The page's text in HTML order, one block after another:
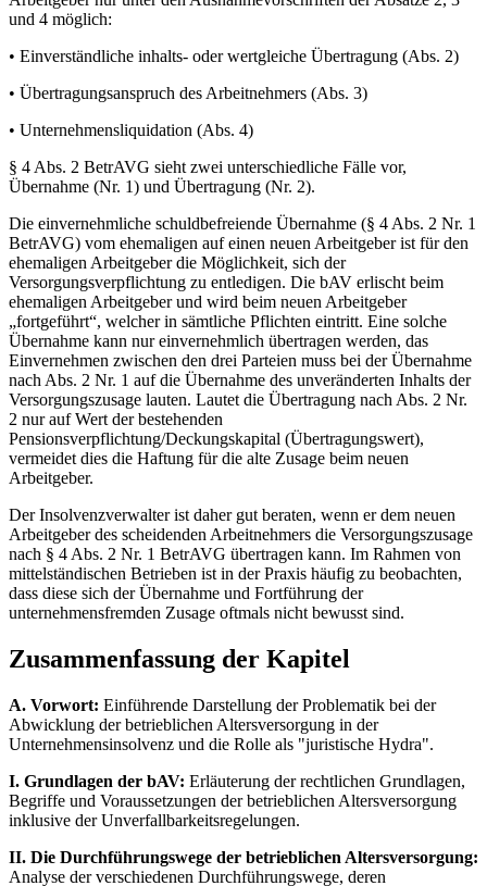
und 4 möglich:
• Einverständliche inhalts- oder wertgleiche Übertragung (Abs. 2)
• Übertragungsanspruch des Arbeitnehmers (Abs. 3)
• Unternehmensliquidation (Abs. 4)
§ 4 Abs. 2 BetrAVG sieht zwei unterschiedliche Fälle vor,
Übernahme (Nr. 1) und Übertragung (Nr. 2).
Die einvernehmliche schuldbefreiende Übernahme (§ 4 Abs. 2 Nr. 1
BetrAVG) vom ehemaligen auf einen neuen Arbeitgeber ist für den
ehemaligen Arbeitgeber die Möglichkeit, sich der
Versorgungsverpflichtung zu entledigen. Die bAV erlischt beim
ehemaligen Arbeitgeber und wird beim neuen Arbeitgeber
„fortgeführt“, welcher in sämtliche Pflichten eintritt. Eine solche
Übernahme kann nur einvernehmlich übertragen werden, das
Einvernehmen zwischen den drei Parteien muss bei der Übernahme
nach Abs. 2 Nr. 1 auf die Übernahme des unveränderten Inhalts der
Versorgungszusage lauten. Lautet die Übertragung nach Abs. 2 Nr.
2 nur auf Wert der bestehenden
Pensionsverpflichtung/Deckungskapital (Übertragungswert),
vermeidet dies die Haftung für die alte Zusage beim neuen
Arbeitgeber.
Der Insolvenzverwalter ist daher gut beraten, wenn er dem neuen
Arbeitgeber des scheidenden Arbeitnehmers die Versorgungszusage
nach § 4 Abs. 2 Nr. 1 BetrAVG übertragen kann. Im Rahmen von
mittelständischen Betrieben ist in der Praxis häufig zu beobachten,
dass diese sich der Übernahme und Fortführung der
unternehmensfremden Zusage oftmals nicht bewusst sind.
Zusammenfassung der Kapitel
A. Vorwort: Einführende Darstellung der Problematik bei der
Abwicklung der betrieblichen Altersversorgung in der
Unternehmensinsolvenz und die Rolle als "juristische Hydra".
I. Grundlagen der bAV: Erläuterung der rechtlichen Grundlagen,
Begriffe und Voraussetzungen der betrieblichen Altersversorgung
inklusive der Unverfallbarkeitsregelungen.
II. Die Durchführungswege der betrieblichen Altersversorgung:
Analyse der verschiedenen Durchführungswege, deren